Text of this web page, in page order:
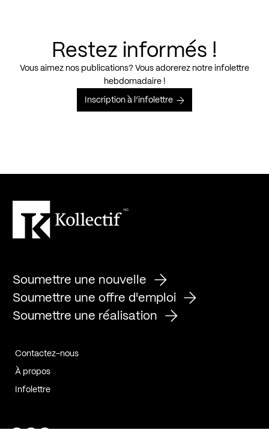
Restez informés !
Vous aimez nos publications? Vous adorerez notre infolettre
hebdomadaire !
Inscription à l’infolettre
Soumettre une nouvelle
Soumettre une offre d'emploi
Soumettre une réalisation
Contactez-nous
À propos
Infolettre